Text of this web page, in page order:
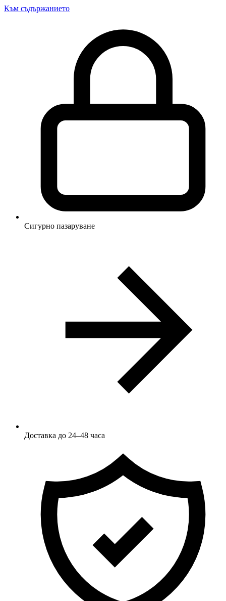
Към съдържанието
Сигурно пазаруване
Доставка до 24–48 часа